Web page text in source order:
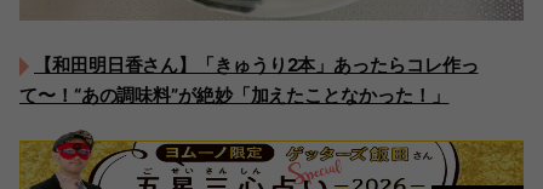
【和田明日香さん】「きゅうり2本」あったらコレ作っ
て〜！“あの調味料”が絶妙「加えたことなかった！」